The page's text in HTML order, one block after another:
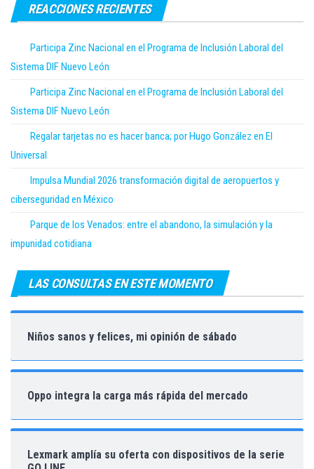
REACCIONES RECIENTES
Participa Zinc Nacional en el Programa de Inclusión Laboral del
Sistema DIF Nuevo León
Participa Zinc Nacional en el Programa de Inclusión Laboral del
Sistema DIF Nuevo León
Regalar tarjetas no es hacer banca; por Hugo González en El
Universal
Impulsa Mundial 2026 transformación digital de aeropuertos y
ciberseguridad en México
Parque de los Venados: entre el abandono, la simulación y la
impunidad cotidiana
LAS CONSULTAS EN ESTE MOMENTO
Niños sanos y felices, mi opinión de sábado
Oppo integra la carga más rápida del mercado
Lexmark amplía su oferta con dispositivos de la serie